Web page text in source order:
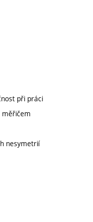
při práci
měřičem
nesymetrií